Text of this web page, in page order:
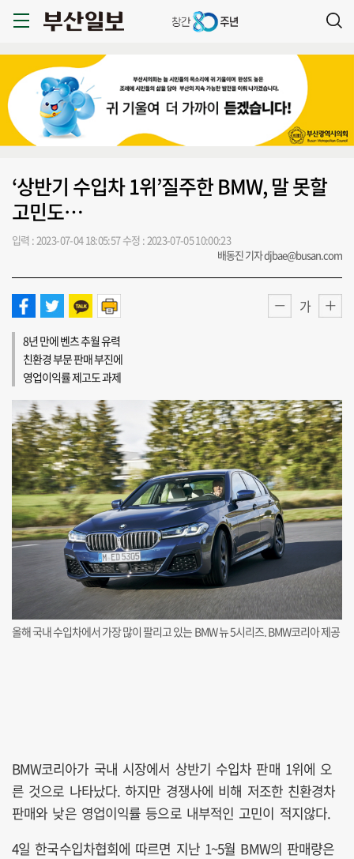
‘상반기 수입차 1위’질주한 BMW, 말 못할
고민도…
입력 : 2023-07-04 18:05:57수정 : 2023-07-05 10:00:23
배동진 기자 djbae@busan.com
가
8년 만에 벤츠 추월 유력
친환경 부문 판매 부진에
영업이익률 제고도 과제
올해 국내 수입차에서 가장 많이 팔리고 있는 BMW 뉴 5시리즈. BMW코리아 제공
BMW코리아가 국내 시장에서 상반기 수입차 판매 1위에 오
른 것으로 나타났다. 하지만 경쟁사에 비해 저조한 친환경차
판매와 낮은 영업이익률 등으로 내부적인 고민이 적지않다.
4일 한국수입차협회에 따르면 지난 1~5월 BMW의 판매량은